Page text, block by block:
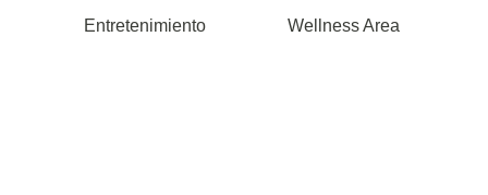
Entretenimiento Wellness Area